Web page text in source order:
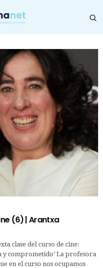
(6) | Arantxa
clase del curso de cine:
y comprometido’ La profesora
en el curso nos ocupamos